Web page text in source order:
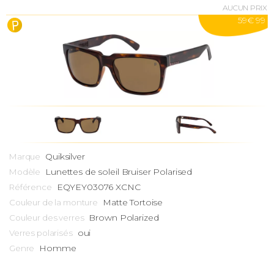
AUCUN PRIX
59€ 99
Marque Quiksilver
Modèle Lunettes de soleil Bruiser Polarised
Référence EQYEY03076 XCNC
Couleur de la monture Matte Tortoise
Couleur des verres Brown Polarized
Verres polarisés oui
Genre Homme